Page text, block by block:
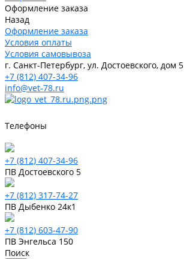
Оформление заказа
Назад
Оформление заказа
Условия оплаты
Условия самовывоза
г. Санкт-Петербург, ул. Достоевского, дом 5
+7 (812) 407-34-96
info@vet-78.ru
Телефоны
+7 (812) 407-34-96
ПВ Достоевского 5
+7 (812) 317-74-27
ПВ Дыбенко 24к1
+7 (812) 603-47-90
ПВ Энгельса 150
Поиск